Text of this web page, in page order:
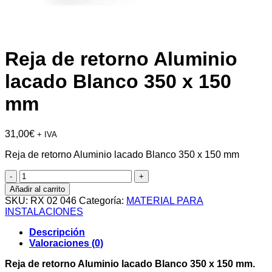
Reja de retorno Aluminio
lacado Blanco 350 x 150
mm
31,00€ + IVA
Reja de retorno Aluminio lacado Blanco 350 x 150 mm
Reja
de
retorno
Aluminio
lacado
Blanco
350
150
Añadir al carrito
SKU: RX 02 046 Categoría: MATERIAL PARA
INSTALACIONES
Descripción
Valoraciones (0)
Reja de retorno Aluminio lacado Blanco 350 x 150 mm.